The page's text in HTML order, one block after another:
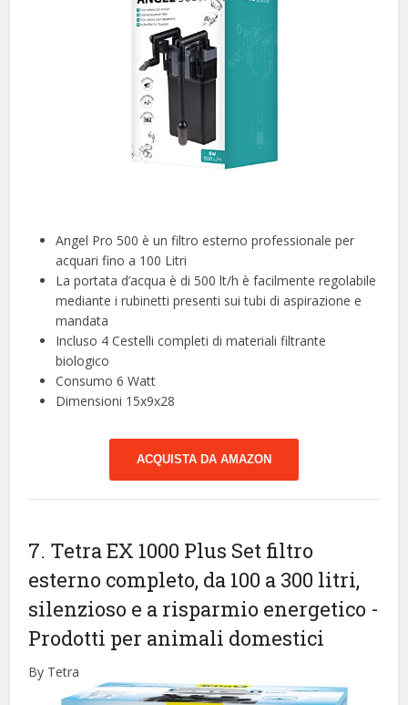
Angel Pro 500 è un filtro esterno professionale per
acquari fino a 100 Litri
La portata d’acqua è di 500 lt/h è facilmente regolabile
mediante i rubinetti presenti sui tubi di aspirazione e
mandata
Incluso 4 Cestelli completi di materiali filtrante
biologico
Consumo 6 Watt
Dimensioni 15x9x28
ACQUISTA DA AMAZON
7. Tetra EX 1000 Plus Set filtro
esterno completo, da 100 a 300 litri,
silenzioso e a risparmio energetico -
Prodotti per animali domestici
By Tetra